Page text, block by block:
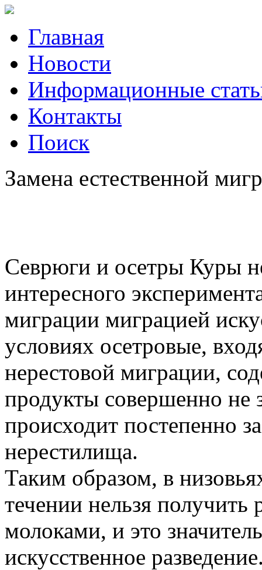
Главная
Новости
Информационные
Контакты
Поиск
Замена естественной
Севрюги и осетры Куры
интересного
миграции миграцией
условиях осетровые,
нерестовой миграции,
продукты совершенно не
происходит постепенно
нерестилища.
Таким образом, в
течении нельзя
молоками, и это
искусственное